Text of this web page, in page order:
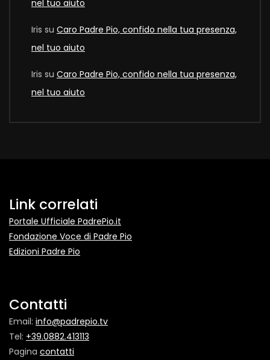
nel tuo aiuto
Iris su Caro Padre Pio, confido nella tua presenza,
nel tuo aiuto
Iris su Caro Padre Pio, confido nella tua presenza,
nel tuo aiuto
Link correlati
Portale Ufficiale PadrePio.it
Fondazione Voce di Padre Pio
Edizioni Padre Pio
Contatti
Email: info@padrepio.tv
Tel: +39.0882.413113
Pagina contatti